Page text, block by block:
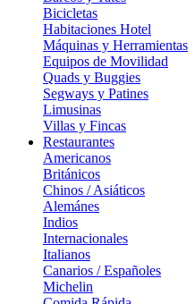
Bicicletas
Habitaciones Hotel
Máquinas y Herramientas
Equipos de Movilidad
Quads y Buggies
Segways y Patines
Limusinas
Villas y Fincas
Restaurantes
Americanos
Británicos
Chinos / Asiáticos
Alemánes
Indios
Internacionales
Italianos
Canarios / Españoles
Michelin